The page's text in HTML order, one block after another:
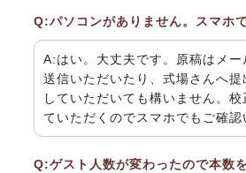
Q:パソコンがありません。スマホ
A:はい。大丈夫です。原稿はメー
送信いただいたり、式場さんへ提
していただいても構いません。
ていただくのでスマホでもご確認
Q:ゲスト人数が変わったので本数